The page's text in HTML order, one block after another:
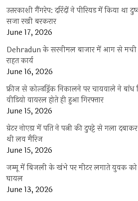
उत्तरकाशी गैंगरेप: दरिंदों ने पीरियड में किया था
सजा रखी बरकरार
June 17, 2026
Dehradun के सरनीमल बाजार में आग से मची
राहत कार्य
June 16, 2026
फ्रीज से कोल्डड्रिंक निकालने पर चायवाले ने बांध
वीडियो वायरल होते ही हुआ गिरफ्तार
June 15, 2026
ग्रेटर नोएडा में पति ने पत्नी की दुपट्टे से गला
थी लव मैरिज
June 15, 2026
जम्मू में बिजली के खंभे पर मीटर लगाते युवक
घायल
June 13, 2026